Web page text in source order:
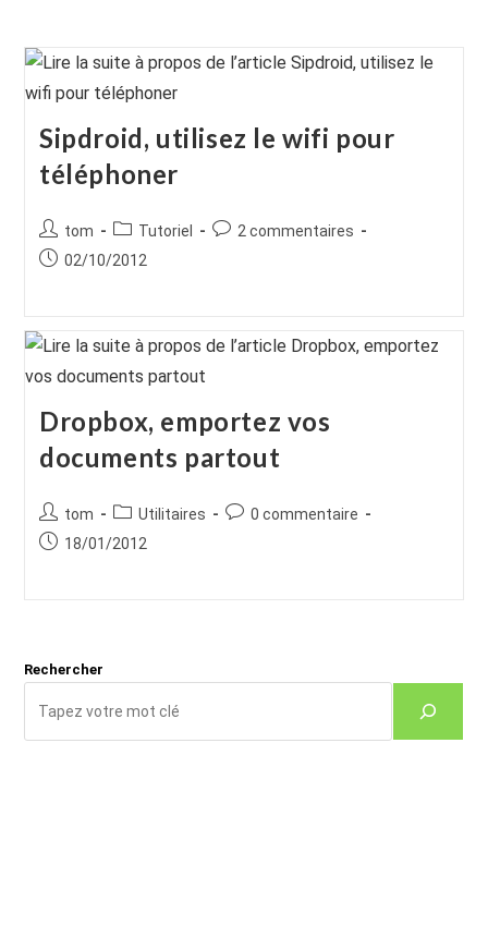
Sipdroid, utilisez le wifi pour
téléphoner
Auteur/autrice
de
tom
Post
category:
Tutoriel
Commentaires
2 commentaires
Publication
02/10/2012
Dropbox, emportez vos
documents partout
Auteur/autrice
de
tom
Post
category:
Utilitaires
Commentaires
0 commentaire
Publication
18/01/2012
Rechercher